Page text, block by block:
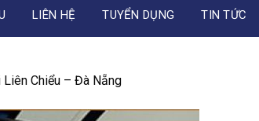
LIÊN HỆ TUYỂN DỤNG TIN TỨC
Chiểu – Đà Nẵng